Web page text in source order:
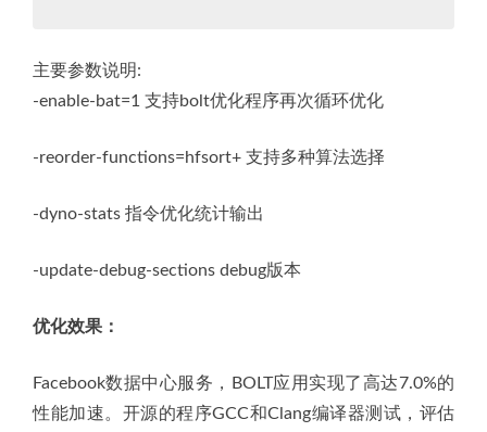
主要参数说明:
-enable-bat=1 支持bolt优化程序再次循环优化
-reorder-functions=hfsort+ 支持多种算法选择
-dyno-stats 指令优化统计输出
-update-debug-sections debug版本
优化效果：
Facebook数据中心服务，BOLT应用实现了高达7.0%的
性能加速。开源的程序GCC和Clang编译器测试，评估